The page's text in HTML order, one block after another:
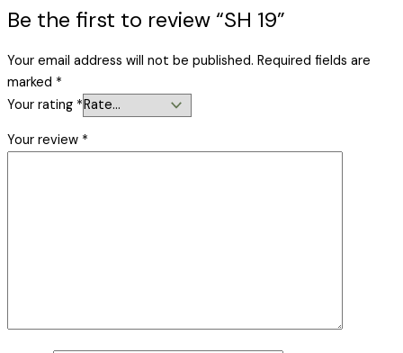
Be the first to review “SH 19”
Your email address will not be published. Required fields are
marked *
Your rating *
Your review *